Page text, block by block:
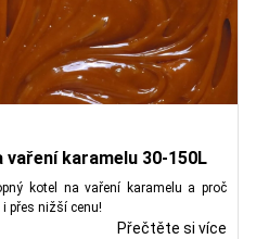
vaření karamelu 30-150L
kotel na vaření karamelu a proč
i přes nižší cenu!
Přečtěte si více